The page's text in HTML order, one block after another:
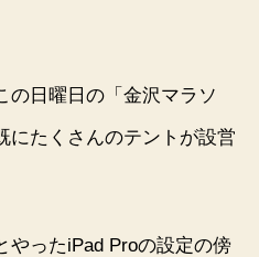
の日曜日の「金沢マラソ
にたくさんのテントが設営
やったiPad Proの設定の傍